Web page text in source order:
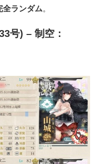
全ランダム。
号) – 制空：